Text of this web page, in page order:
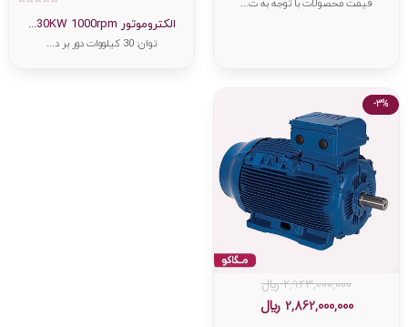
قیمت محصولات با توجه به ت...
الکتروموتور 30KW 1000rpm...
توان: 30 کیلووات دور بر د...
-3%
2,943,000,000﷼
2,862,000,000 ﷼